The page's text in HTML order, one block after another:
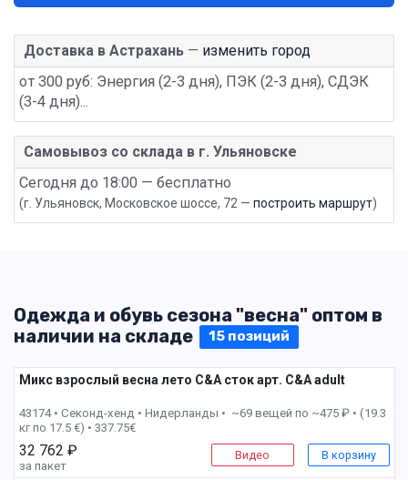
Доставка в Астрахань — изменить город
от 300 руб: Энергия (2-3 дня), ПЭК (2-3 дня), СДЭК
(3-4 дня)...
Самовывоз со склада в г. Ульяновске
Сегодня до 18:00 — бесплатно
(г. Ульяновск, Московское шоссе, 72 — построить маршрут)
Одежда и обувь сезона "весна" оптом в
наличии на складе
15 позиций
Микс взрослый весна лето C&A сток арт. C&A adult
43174 • Секонд-хенд • Нидерланды • ~69 вещей по ~475 ₽ • (19.3
кг по 17.5 €) • 337.75€
32 762 ₽
за пакет
Видео В корзину